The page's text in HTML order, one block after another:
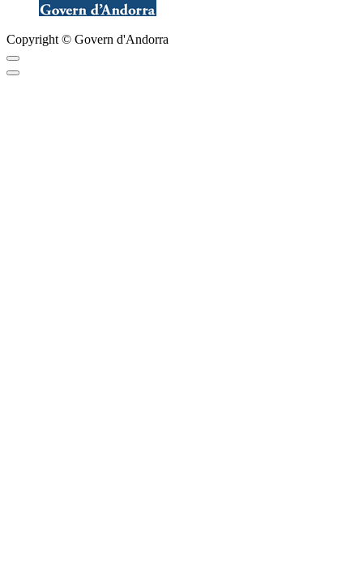
Copyright © Govern d'Andorra